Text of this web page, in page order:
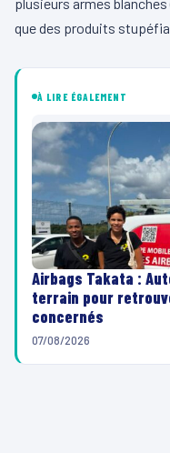
que des produits
À LIRE ÉGALEMENT
Airbags Takata :
terrain pour
concernés
07/08/2026